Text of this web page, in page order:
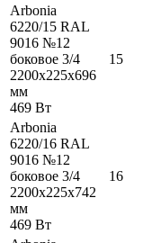
Arbonia
6220/15 RAL
9016 №12
боковое 3/4
2200x225x696
мм
469 Вт
15
Arbonia
6220/16 RAL
9016 №12
боковое 3/4
2200x225x742
мм
469 Вт
16